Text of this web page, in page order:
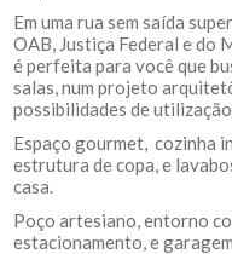
Em uma rua sem saída
OAB, Justiça Federal e do
é perfeita para você que
salas, num projeto
possibilidades de
Espaço gourmet, cozinha
estrutura de copa, e
casa.
Poço artesiano, entorno
estacionamento, e